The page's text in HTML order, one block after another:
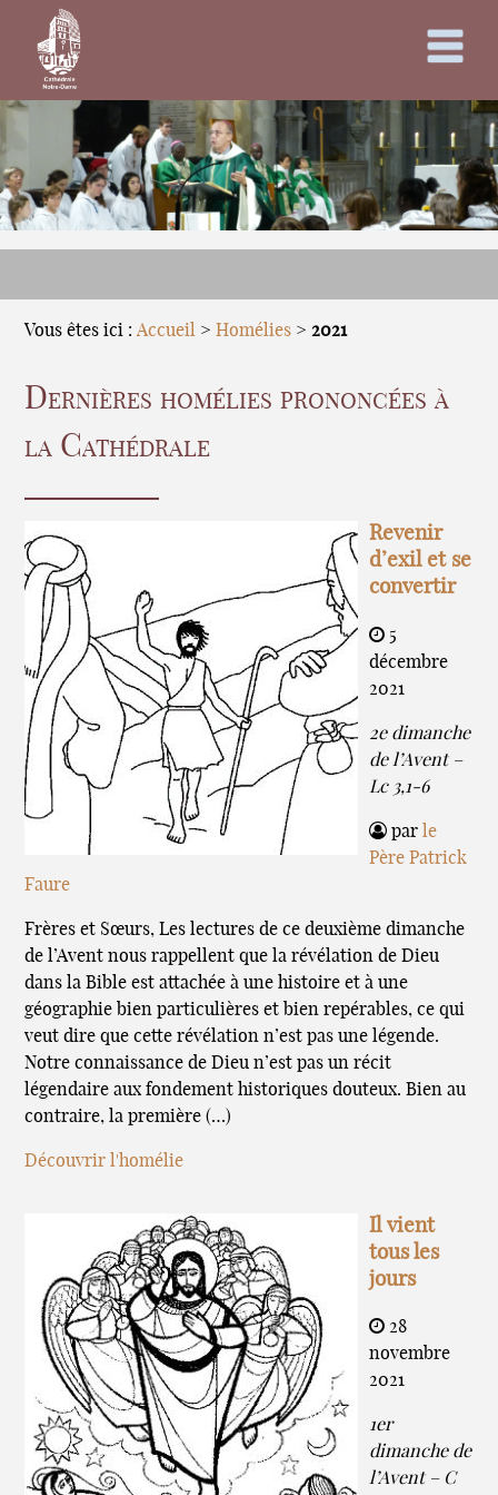
Vous êtes ici :Accueil > Homélies >2021
Dernières homélies prononcées à
la Cathédrale
Revenir
d’exil et se
convertir
5
décembre
2021
2e dimanche
de l’Avent –
Lc 3,1-6
par le
Père Patrick
Faure
Frères et Sœurs, Les lectures de ce deuxième dimanche
de l’Avent nous rappellent que la révélation de Dieu
dans la Bible est attachée à une histoire et à une
géographie bien particulières et bien repérables, ce qui
veut dire que cette révélation n’est pas une légende.
Notre connaissance de Dieu n’est pas un récit
légendaire aux fondement historiques douteux. Bien au
contraire, la première (…)
Découvrir l'homélie
Il vient
tous les
jours
28
novembre
2021
1er
dimanche de
l’Avent – C